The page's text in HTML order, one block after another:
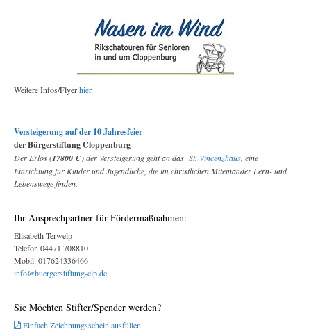
Weitere Infos/Flyerhier.
Versteigerung auf der 10 Jahresfeier
der Bürgerstiftung Cloppenburg
Der Erlös (17800 €) der Versteigerung geht an das St. Vincenzhaus , eine
Einrichtung für Kinder und Jugendliche, die im christlichen Miteinander Lern- und
Lebenswege finden.
Ihr Ansprechpartner für Fördermaßnahmen:
Elisabeth Terwelp
Telefon 04471 708810
Mobil: 017624336466
info@buergerstiftung-clp.de
Sie Möchten Stifter/Spender werden?
Einfach Zeichnungsschein ausfüllen.